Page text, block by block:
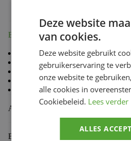
Beschrijving
80 % Coton, 20 % Polyester
Doublure en molleton à l’intérieur
Coupe standard TLD
Capuche doublée
Cordon de capuche avec embouts
Aanvullende informatie
Beoordelingen (0)
Deze website
van cookies.
Deze website gebruikt
gebruikerservaring te
onze website te
alle cookies in
Cookiebeleid. Lees verder
ALLES